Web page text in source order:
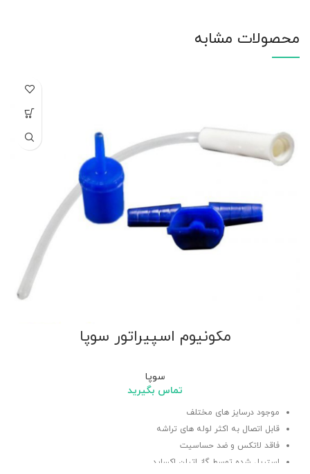
محصولات مشابه
مکونیوم اسپیراتور سوپا
سوپا
تماس بگیرید
موجود درسایز های مختلف
قابل اتصال به اکثر لوله های تراشه
فاقد لاتکس و ضد حساسیت
استریل شده توسط گاز اتیلن اکساید